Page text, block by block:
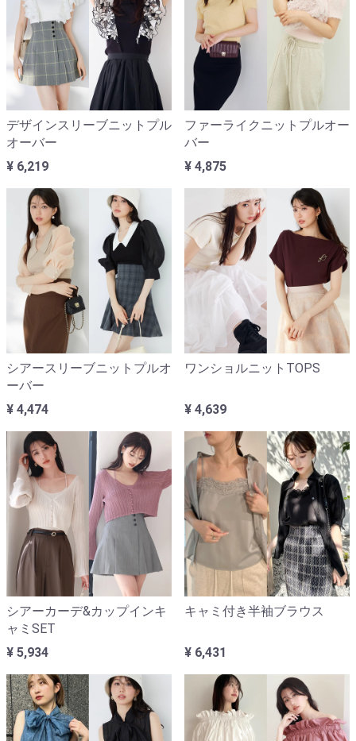
デザインスリーブニットプル
オーバー
¥ 6,219
ファーライクニットプルオー
バー
¥ 4,875
シアースリーブニットプルオ
ーバー
¥ 4,474
ワンショルニットTOPS
¥ 4,639
シアーカーデ&カップインキ
ャミSET
¥ 5,934
キャミ付き半袖ブラウス
¥ 6,431